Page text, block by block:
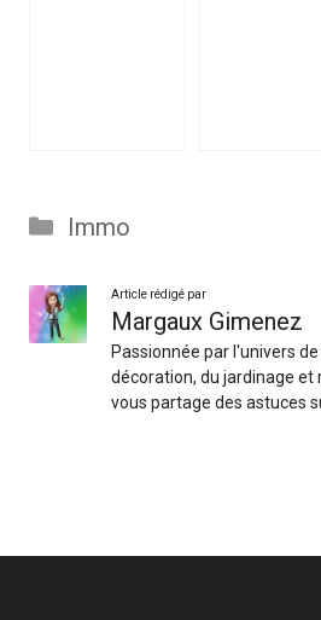
Catégories
Immo
Article rédigé par
Margaux Gimenez
Passionnée par l'univers
décoration, du jardinage et
vous partage des astuces